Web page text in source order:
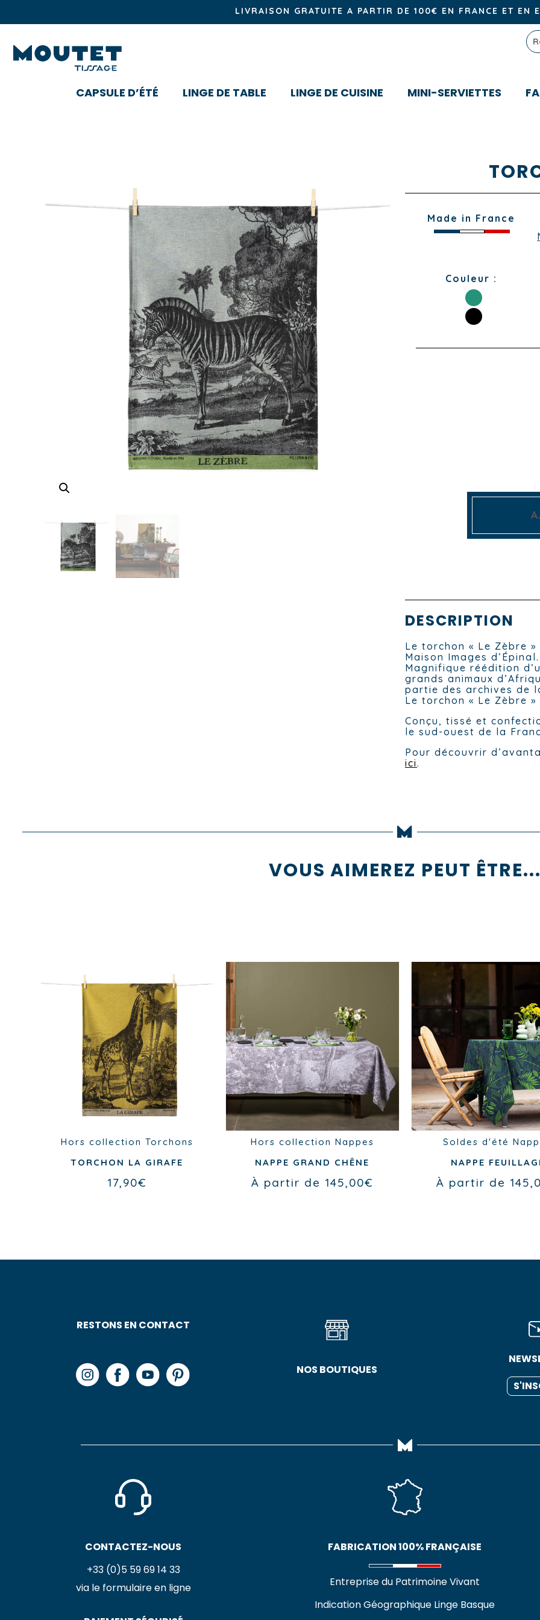
LIVRAISON GRATUITE A PARTIR DE 100€ EN FRANCE ET EN
CAPSULE D’ÉTÉ LINGE DE TABLE LINGE DE CUISINE MINI-SERVIETTES
Made in France
Couleur :
DESCRIPTION
Le torchon « Le Zèbre
Maison Images d’Épinal.
Magnifique réédition
grands animaux
partie des archives de
Le torchon « Le Zèbre
Conçu, tissé et
le sud-ouest de la
Pour découvrir
ici.
VOUS AIMEREZ PEUT
Hors collection Torchons
TORCHON LA GIRAFE
17,90€
Hors collection Nappes
NAPPE GRAND CHÊNE
À partir de 145,00€
Soldes d'été
NAPPE
À partir de
RESTONS EN CONTACT
NOS BOUTIQUES
CONTACTEZ-NOUS
+33 (0)5 59 69 14 33
via le formulaire en ligne
FABRICATION 100% FRANÇAISE
Entreprise du Patrimoine Vivant
Indication Géographique Linge Basque